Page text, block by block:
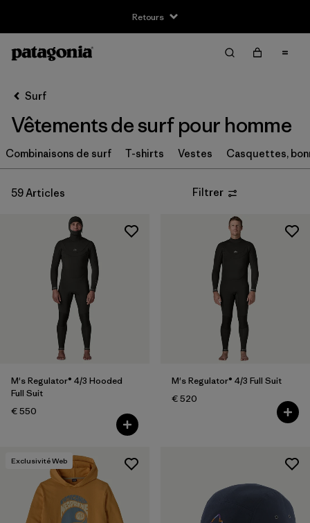
Retours
Filtrer par
Taille
XS (18)
S (39)
(2)
(41)
Filtrer par
Genre
Filtrer par
Coupe
Filtrer par
Couleur
Surf
Vêtements de surf pour homme
Combinaisons de surf T-shirts Vestes Casquettes,
59 Articles Filtrer
M's Regulator® 4/3 Hooded
Full Suit
€ 550
M's Regulator® 4/3 Full Suit
€ 520
Exclusivité Web